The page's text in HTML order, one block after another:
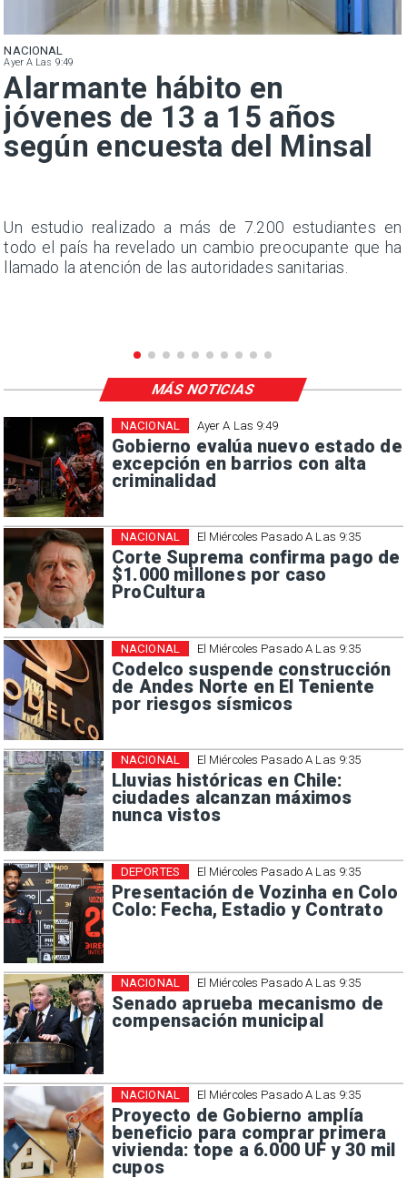
NACIONAL
Ayer A Las 9:49
Alarmante hábito en
jóvenes de 13 a 15 años
según encuesta del Minsal
Un estudio realizado a más de 7.200 estudiantes en
todo el país ha revelado un cambio preocupante que ha
llamado la atención de las autoridades sanitarias.
Ayer A Las 9:49
Gobierno evalúa nuevo estado de
excepción en barrios con alta
criminalidad
NACIONAL
El Miércoles Pasado A Las 9:35
Corte Suprema confirma pago de
$1.000 millones por caso
ProCultura
NACIONAL
El Miércoles Pasado A Las 9:35
Codelco suspende construcción
de Andes Norte en El Teniente
por riesgos sísmicos
NACIONAL
El Miércoles Pasado A Las 9:35
Lluvias históricas en Chile:
ciudades alcanzan máximos
nunca vistos
NACIONAL
El Miércoles Pasado A Las 9:35
Presentación de Vozinha en Colo
Colo: Fecha, Estadio y Contrato
DEPORTES
El Miércoles Pasado A Las 9:35
Senado aprueba mecanismo de
compensación municipal
NACIONAL
El Miércoles Pasado A Las 9:35
Proyecto de Gobierno amplía
beneficio para comprar primera
vivienda: tope a 6.000 UF y 30 mil
cupos
NACIONAL
MÁS NOTICIAS